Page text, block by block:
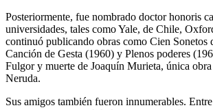
Posteriormente, fue nombrado doctor honoris
universidades, tales como Yale, de Chile,
continuó publicando obras como Cien Sonetos
Canción de Gesta (1960) y Plenos poderes
Fulgor y muerte de Joaquín Murieta, única
Neruda.
Sus amigos también fueron innumerables.